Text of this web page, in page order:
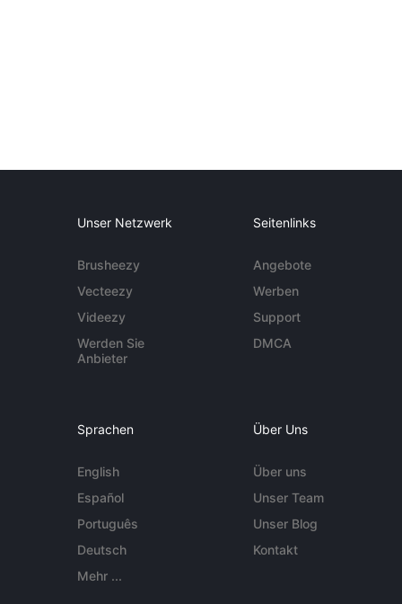
Unser Netzwerk
Brusheezy
Vecteezy
Videezy
Werden Sie
Anbieter
Seitenlinks
Angebote
Werben
Support
DMCA
Sprachen
English
Español
Português
Deutsch
Mehr ...
Über Uns
Über uns
Unser Team
Unser Blog
Kontakt